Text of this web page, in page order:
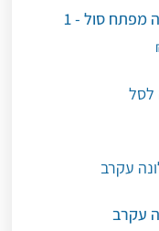
מפתח סול - 1
לסל
עקרב